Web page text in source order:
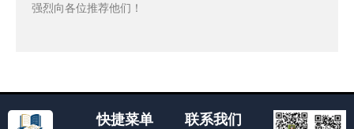
强烈向各位推荐他们！
快捷菜单 联系我们